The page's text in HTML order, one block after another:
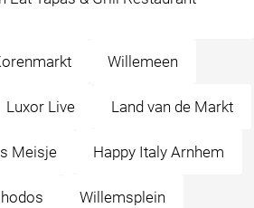
Willemeen
Luxor Live Land van de Markt
Meisje Happy Italy Arnhem
Willemsplein